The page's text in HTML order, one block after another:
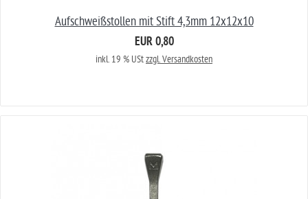
Aufschweißstollen mit Stift 4,3mm 12x12x10
EUR 0,80
inkl. 19 % UStzzgl. Versandkosten